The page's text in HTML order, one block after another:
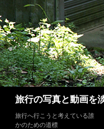
旅行の写真と動画を
検索
旅行へ行こうと考えている誰
かのための道標